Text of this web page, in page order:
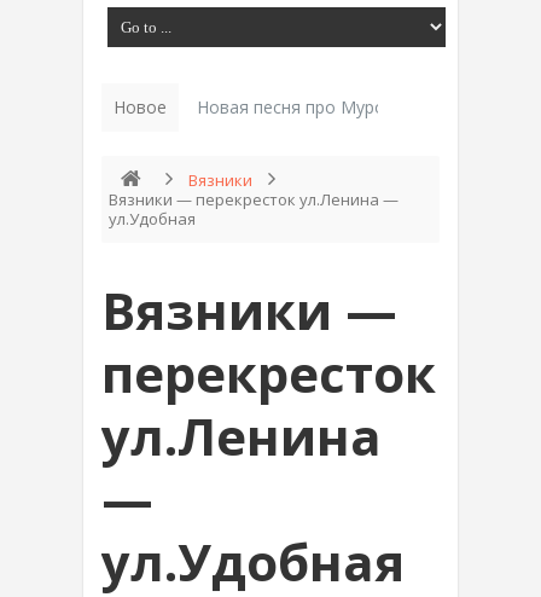
Новое Новая песня про Муром: «Былинный
Вязники
Вязники — перекресток ул.Ленина —
ул.Удобная
Вязники —
перекресток
ул.Ленина
—
ул.Удобная